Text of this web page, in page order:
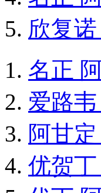
欣复
名正
爱路
阿甘
优贺